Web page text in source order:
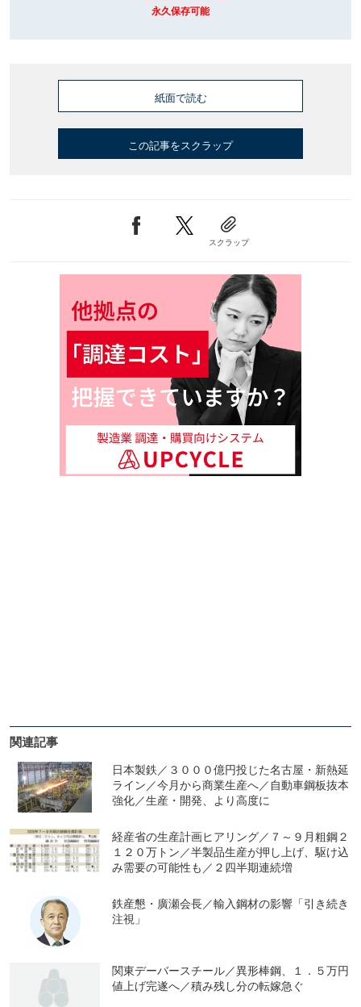
永久保存可能
紙面で読む
この記事をスクラップ
スクラップ
関連記事
日本製鉄／３０００億円投じた名古屋・新熱延
ライン／今月から商業生産へ／自動車鋼板抜本
強化／生産・開発、より高度に
経産省の生産計画ヒアリング／７～９月粗鋼２
１２０万トン／半製品生産が押し上げ、駆け込
み需要の可能性も／２四半期連続増
鉄産懇・廣瀬会長／輸入鋼材の影響「引き続き
注視」
関東デーバースチール／異形棒鋼、１．５万円
値上げ完遂へ／積み残し分の転嫁急ぐ